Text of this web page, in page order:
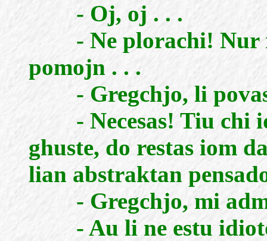
- Oj, oj . . .
- Ne plorachi! Nur
pomojn . . .
- Gregchjo, li povas
- Necesas! Tiu chi
ghuste, do restas iom
lian abstraktan
- Gregchjo, mi
- Au li ne estu